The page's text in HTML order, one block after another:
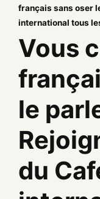
français sans oser
international tous
Vous
le
du